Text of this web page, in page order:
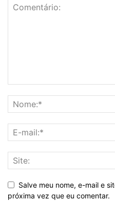
Salve meu nome, e-mail e
próxima vez que eu comentar.